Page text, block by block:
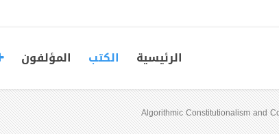
الرئيسية الكتب المؤلفون
Algorithmic Constitutionalism and